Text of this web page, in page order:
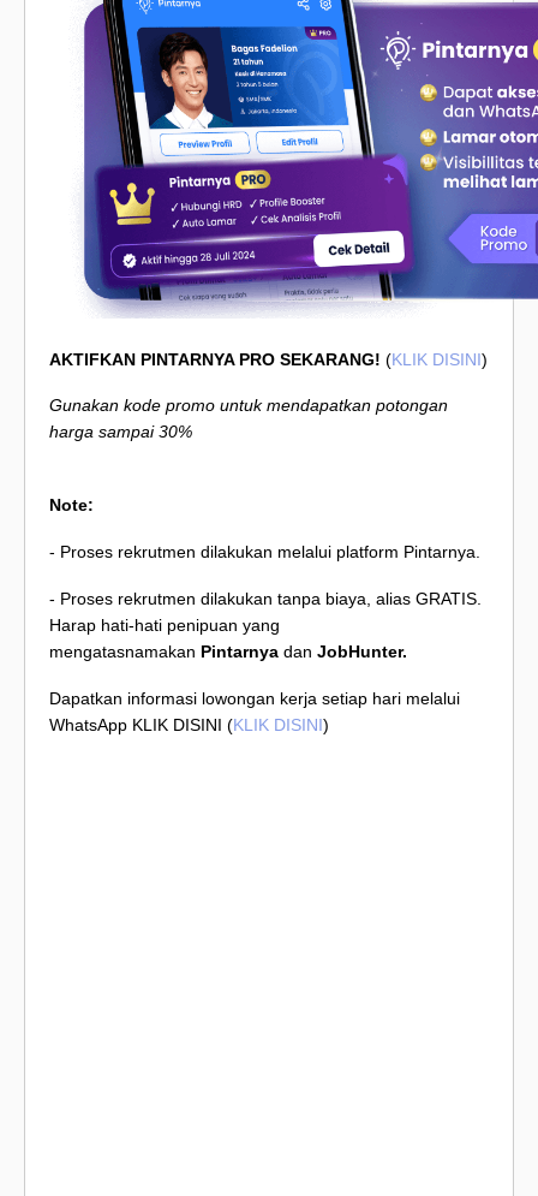
AKTIFKAN PINTARNYA PRO SEKARANG! (KLIK DISINI)
Gunakan kode promo untuk mendapatkan potongan
harga sampai 30%
Note:
- Proses rekrutmen dilakukan melalui platform Pintarnya.
- Proses rekrutmen dilakukan tanpa biaya, alias GRATIS.
Harap hati-hati penipuan yang
mengatasnamakan Pintarnya dan JobHunter.
Dapatkan informasi lowongan kerja setiap hari melalui
WhatsApp KLIK DISINI (KLIK DISINI)